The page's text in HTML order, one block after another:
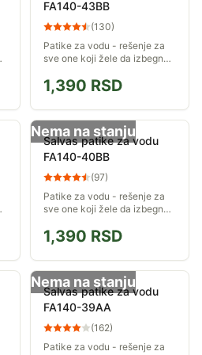
FA140-43BB
(130)
Patike za vodu - rešenje za
sve one koji žele da izbegnu
može da opeče, klizavo tlo, i
ostale neprijatnosti u moru,
reci...
1,390 RSD
Nema na stanju
Salvas patike za vodu
FA140-40BB
(97)
Patike za vodu - rešenje za
sve one koji žele da izbegnu
može da opeče, klizavo tlo, i
ostale neprijatnosti u moru,
reci...
1,390 RSD
Nema na stanju
Salvas patike za vodu
FA140-39AA
(162)
Patike za vodu - rešenje za